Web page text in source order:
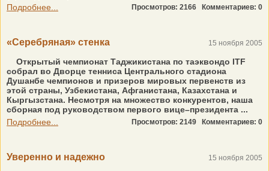
Подробнее...
Просмотров: 2166 Комментариев: 0
«Серебряная» стенка 15 ноября 2005
Открытый чемпионат Таджикистана по таэквондо ITF
собрал во Дворце тенниса Центрального стадиона
Душанбе чемпионов и призеров мировых первенств из
этой страны, Узбекистана, Афганистана, Казахстана и
Кыргызстана. Несмотря на множество конкурентов, наша
сборная под руководством первого вице–президента ...
Подробнее...
Просмотров: 2149 Комментариев: 0
Уверенно и надежно 15 ноября 2005